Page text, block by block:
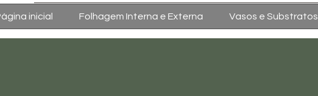
inicial Folhagem Interna e Externa Vasos e Substratos